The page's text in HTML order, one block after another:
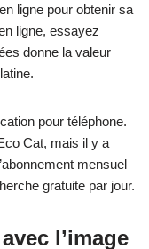
ligne pour obtenir sa
ligne, essayez
donne la valeur
pour téléphone.
Cat, mais il y a
mensuel
gratuite par jour.
l’image